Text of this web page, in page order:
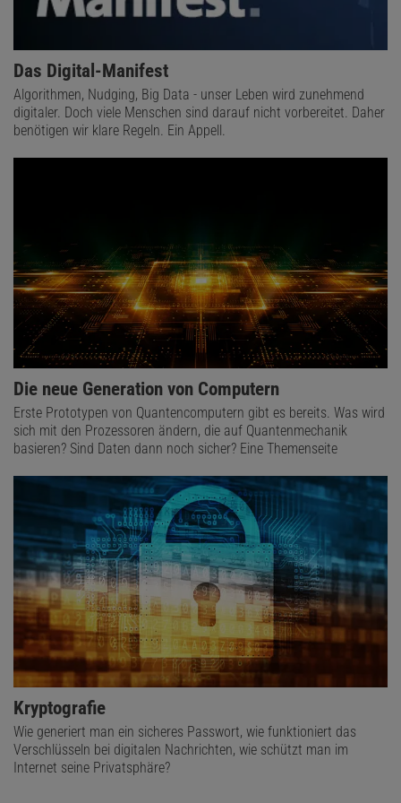
Das Digital-Manifest
Algorithmen, Nudging, Big Data - unser Leben wird zunehmend
digitaler. Doch viele Menschen sind darauf nicht vorbereitet. Daher
benötigen wir klare Regeln. Ein Appell.
Die neue Generation von Computern
Erste Prototypen von Quantencomputern gibt es bereits. Was wird
sich mit den Prozessoren ändern, die auf Quantenmechanik
basieren? Sind Daten dann noch sicher? Eine Themenseite
Kryptografie
Wie generiert man ein sicheres Passwort, wie funktioniert das
Verschlüsseln bei digitalen Nachrichten, wie schützt man im
Internet seine Privatsphäre?